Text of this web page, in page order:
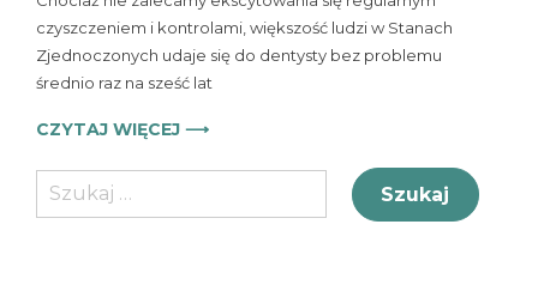
u
dentysty
czyszczeniem i kontrolami, większość ludzi w Stanach
Zjednoczonych udaje się do dentysty bez problemu
średnio raz na sześć lat
CZYTAJ WIĘCEJ ⟶
Szukaj: